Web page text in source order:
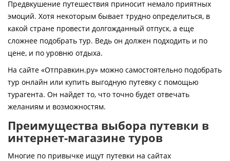
Страны
Как купить
Контакты
Предвкушение путешествия приносит немало приятных
эмоций. Хотя некоторым бывает трудно определиться, в
какой стране провести долгожданный отпуск, а еще
сложнее подобрать тур. Ведь он должен подходить и по
цене, и по уровню отдыха.
На сайте «Отправкин.ру» можно самостоятельно подобрать
тур онлайн или купить выгодную путевку с помощью
турагента. Он найдет то, что точно будет отвечать
желаниям и возможностям.
Преимущества выбора путевки в
интернет-магазине туров
Многие по привычке ищут путевки на сайтах